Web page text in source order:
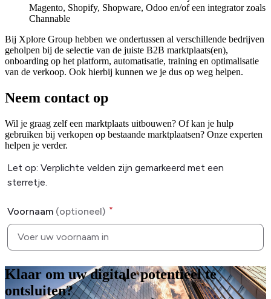
Magento, Shopify, Shopware, Odoo en/of een integrator zoals
Channable
Bij Xplore Group hebben we ondertussen al verschillende bedrijven
geholpen bij de selectie van de juiste B2B marktplaats(en),
onboarding op het platform, automatisatie, training en optimalisatie
van de verkoop. Ook hierbij kunnen we je dus op weg helpen.
Neem contact op
Wil je graag zelf een marktplaats uitbouwen? Of kan je hulp
gebruiken bij verkopen op bestaande marktplaatsen? Onze experten
helpen je verder.
Klaar om uw digitale potentieel te
ontsluiten?